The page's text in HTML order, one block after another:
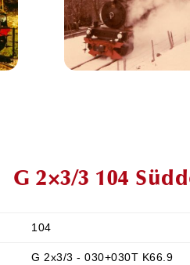
G 2×3/3 104
104
G 2x3/3 - 030+030T K66.9